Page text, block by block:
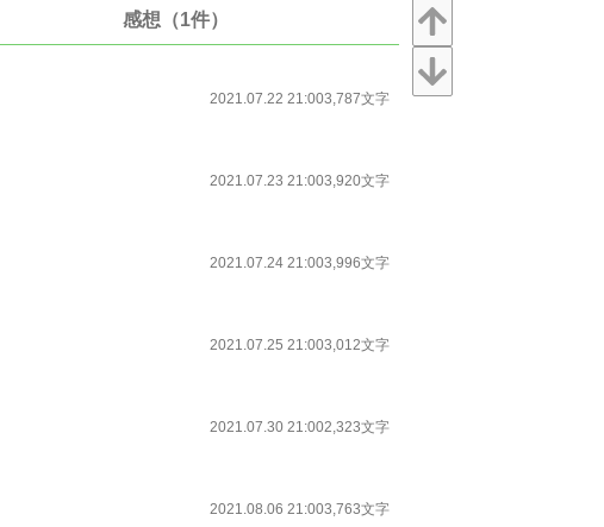
感想（1件）
2021.07.22 21:003,787文字
2021.07.23 21:003,920文字
2021.07.24 21:003,996文字
2021.07.25 21:003,012文字
2021.07.30 21:002,323文字
2021.08.06 21:003,763文字